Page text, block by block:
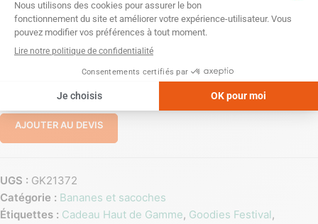
PERSONNALISATION
Impression numérique (quadri)
AJOUTER AU DEVIS
UGS : GK21372
Catégorie : Bananes et sacoches
Étiquettes : Cadeau Haut de Gamme, Goodies Festival,